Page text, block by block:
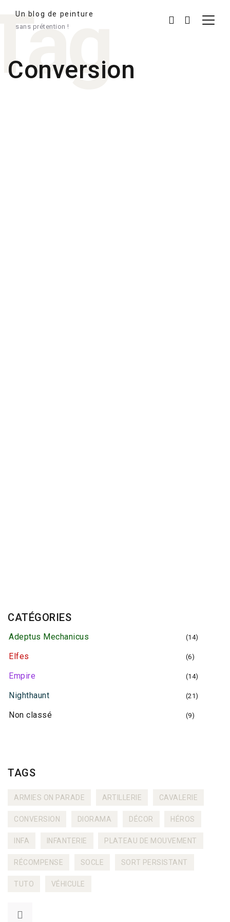
Un blog de peinture
sans prétention !
Conversion
CATÉGORIES
Adeptus Mechanicus (14)
Elfes (6)
Empire (14)
Nighthaunt (21)
Non classé (9)
TAGS
ARMIES ON PARADE ARTILLERIE CAVALERIE
CONVERSION DIORAMA DÉCOR HÉROS
INFA INFANTERIE PLATEAU DE MOUVEMENT
RÉCOMPENSE SOCLE SORT PERSISTANT
TUTO VÉHICULE